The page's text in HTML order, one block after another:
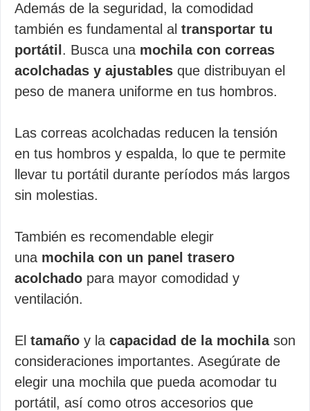
Además de la seguridad, la comodidad
también es fundamental al transportar tu
portátil . Busca una mochila con correas
acolchadas y ajustables que distribuyan el
peso de manera uniforme en tus hombros.
Las correas acolchadas reducen la tensión
en tus hombros y espalda, lo que te permite
llevar tu portátil durante períodos más largos
sin molestias.
También es recomendable elegir
una mochila con un panel trasero
acolchado para mayor comodidad y
ventilación.
El tamaño y la capacidad de la mochilason
consideraciones importantes. Asegúrate de
elegir una mochila que pueda acomodar tu
portátil, así como otros accesorios que